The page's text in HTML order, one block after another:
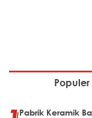
Populer
Pabrik Keramik